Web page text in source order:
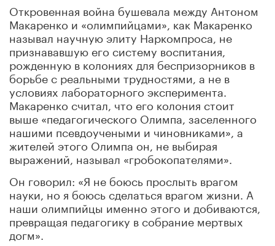
Откровенная война бушевала между Антоном
Макаренко и «олимпийцами», как Макаренко
называл научную элитуНаркомпроса , не
признававшую его систему воспитания,
рожденную в колониях для беспризорников в
борьбе с реальными трудностями, а не в
условиях лабораторного эксперимента.
Макаренко считал, что его колония стоит
выше «педагогического Олимпа, заселенного
нашими псевдоучеными и чиновниками», а
жителей этого Олимпа он, не выбирая
выражений, называл «гробокопателями».
Он говорил: «Я не боюсь прослыть врагом
науки, но я боюсь сделаться врагом жизни. А
наши олимпийцы именно этого и добиваются,
превращая педагогику в собрание мертвых
догм».